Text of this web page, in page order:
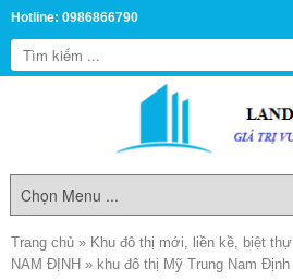
Hotline: 0986866790
Trang chủ » Khu đô thị mới, liền kề, biệt thự
NAM ĐỊNH » khu đô thị Mỹ Trung Nam Định